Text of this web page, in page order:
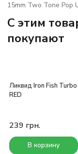
15mm Two Tone Pop
C этим
покупают
Ликвид Iron Fish
RED
239 грн.
В корзину